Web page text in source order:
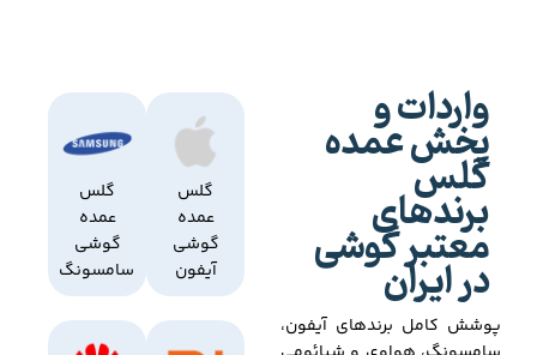
واردات و
پخش عمده
گلس
برندهای
معتبر گوشی
در ایران
پوشش کامل برندهای آیفون،
گلس
عمده
گوشی
آیفون
گلس
عمده
گوشی
سامسونگ